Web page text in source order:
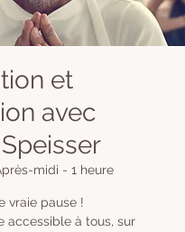
et
avec
midi - 1 heure
vraie pause !
accessible à tous, sur